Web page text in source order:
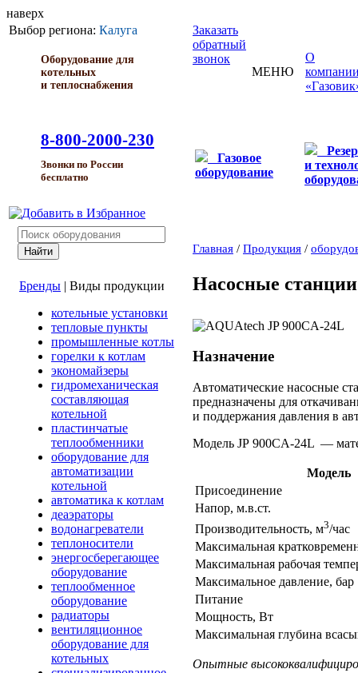
наверх
Выбор региона: Калуга
Оборудование для
котельных
и теплоснабжения
8-800-2000-230
Звонки по России
бесплатно
Заказать
обратный
звонок
МЕНЮ
О
Газовое
оборудование
и
Бренды | Виды продукции
котельные установки
тепловые пункты
промышленные котлы
горелки к котлам
экономайзеры
гидромеханическая
составляющая
котельной
пластинчатые
теплообменники
оборудование для
автоматизации
котельной
автоматика к котлам
деаэраторы
водонагреватели
теплоносители
энергосберегающее
оборудование
теплообменное
оборудование
радиаторы
вентиляционное
оборудование для
котельных
Главная / Продукция /
Насосные
Назначение
Автоматические насосные
предназначены для
и поддержания давления в
Модель JP 900CA-24L —
Модель
Присоединение
Напор, м.в.ст.
Производительность, м3/час
Максимальная
Максимальная рабочая
Максимальное давление, бар
Питание
Мощность, Вт
Максимальная глубина
Опытные